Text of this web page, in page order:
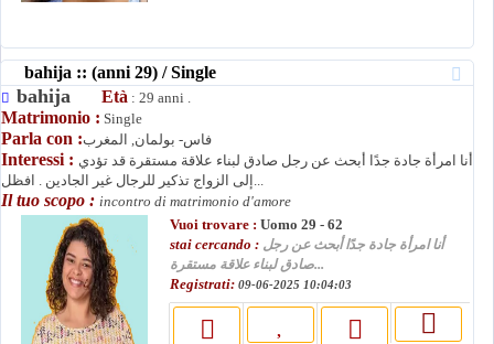
bahija :: (anni 29) / Single
bahija Età : 29 anni .
Matrimonio : Single
Parla con :فاس- بولمان, المغرب
Interessi : أنا امرأة جادة جدًا أبحث عن رجل صادق لبناء علاقة مستقرة قد تؤدي
إلى الزواج تذكير للرجال غير الجادين . افظل...
Il tuo scopo : incontro di matrimonio d'amore
Vuoi trovare : Uomo 29 - 62
stai cercando : أنا امرأة جادة جدًا أبحث عن رجل
صادق لبناء علاقة مستقرة...
Registrati: 09-06-2025 10:04:03